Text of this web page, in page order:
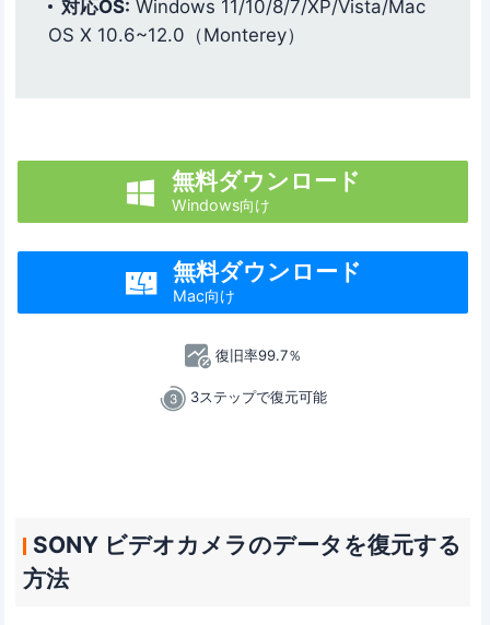
対応OS: Windows 11/10/8/7/XP/Vista/Mac
OS X 10.6~12.0（Monterey）
 無料ダウンロード
Windows向け
 無料ダウンロード
Mac向け
復旧率99.7％
3ステップで復元可能
SONY ビデオカメラのデータを復元する
方法